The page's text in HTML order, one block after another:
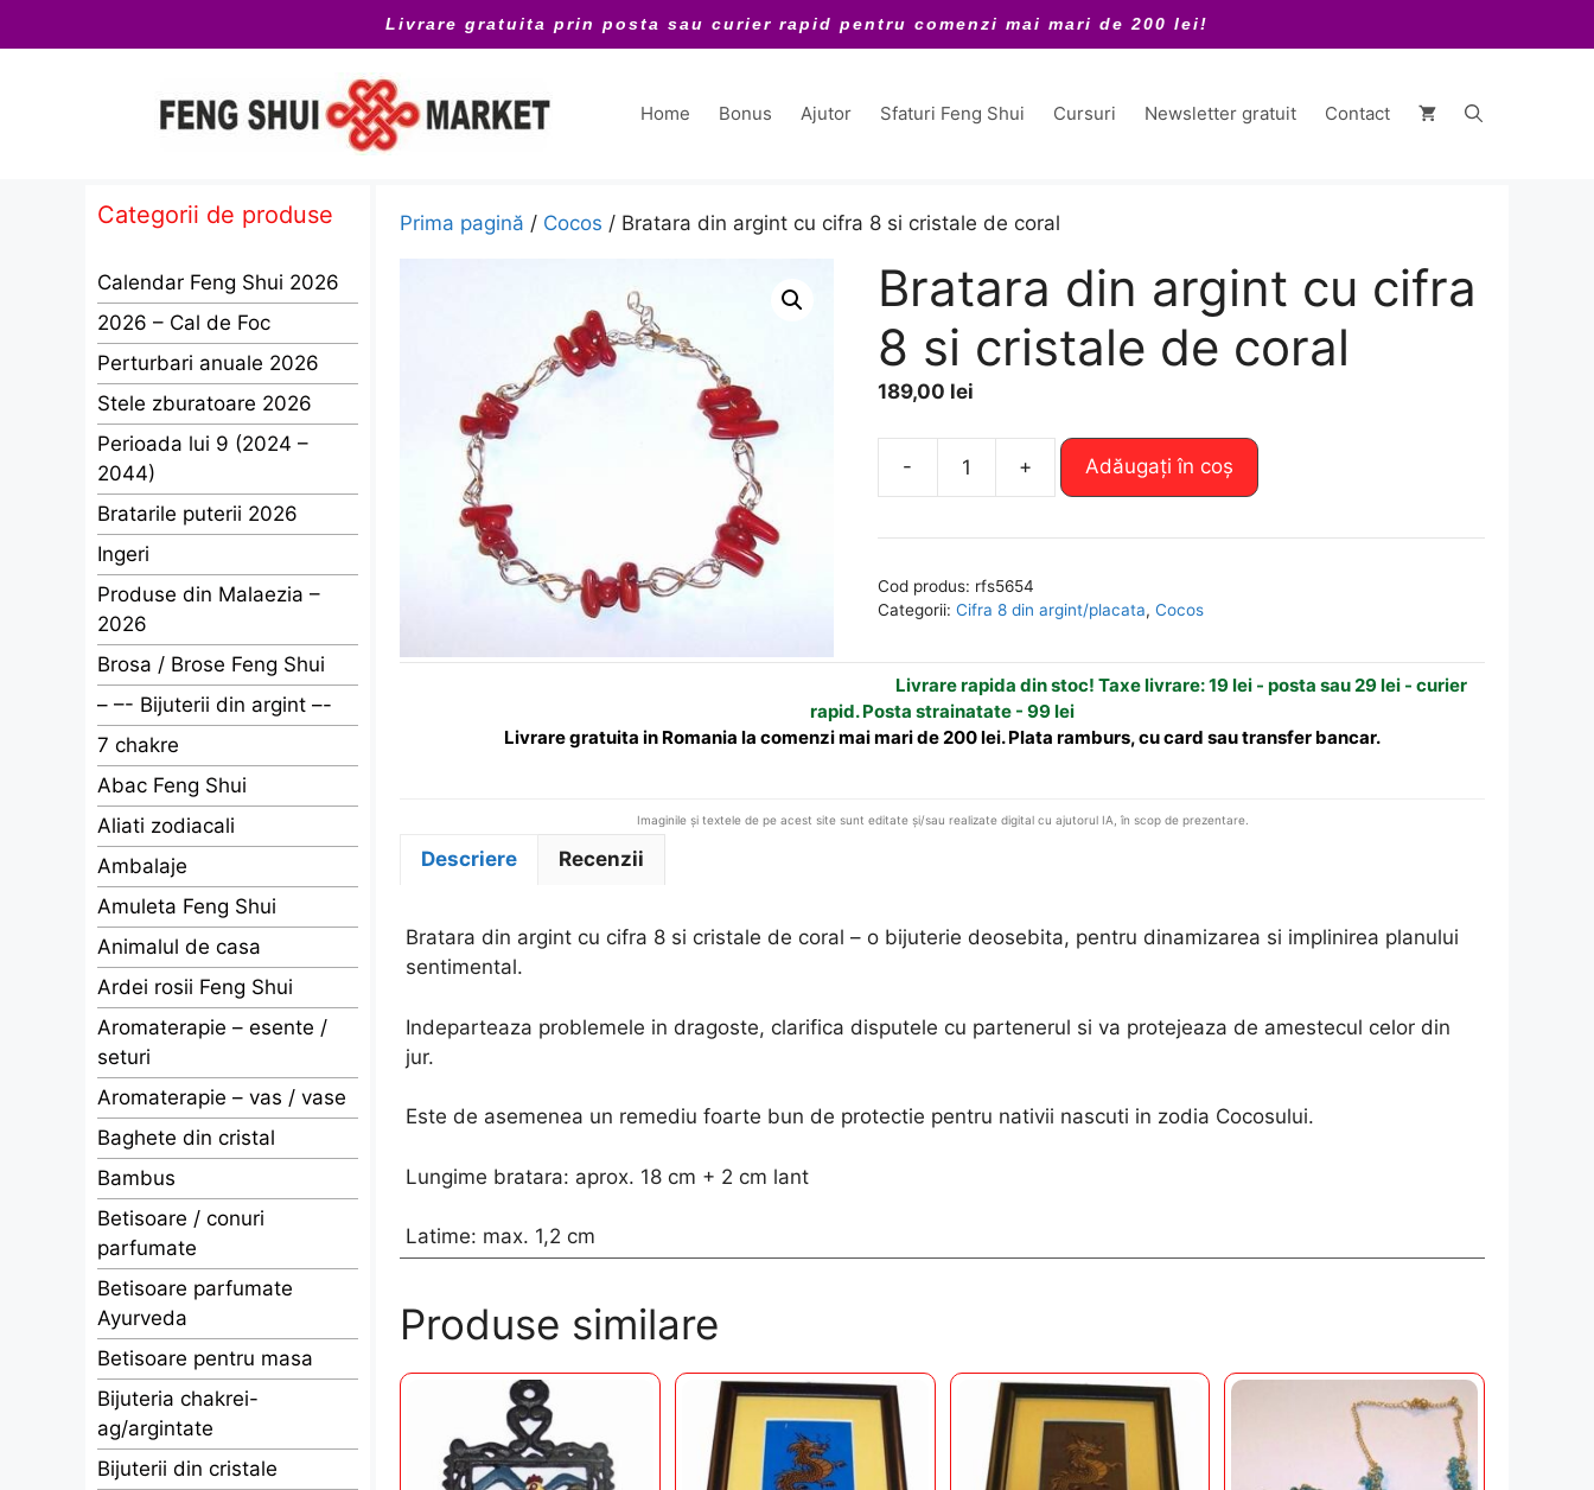
la
Livrare gratuita prin posta sau curier rapid pentru comenzi mai mari de 200 lei!
Home Bonus Ajutor Sfaturi Feng Shui Cursuri Newsletter gratuit Contact
Prima pagină / Cocos / Bratara din argint cu cifra 8 si cristale de coral
Bratara din argint cu cifra
8 si cristale de coral
189,00 lei
-
din
cu
8
cristale
de
+ Adăugați în coș
e
n
t
v
e
Cod produs: rfs5654
Categorii: Cifra 8 din argint/placata, Cocos
Livrare rapida din stoc! Taxe livrare: 19 lei - posta sau 29 lei - curier
rapid. Posta strainatate - 99 lei
Livrare gratuita in Romania la comenzi mai mari de 200 lei. Plata ramburs, cu card sau transfer bancar.
Imaginile și textele de pe acest site sunt editate și/sau realizate digital cu ajutorul IA, în scop de prezentare.
Descriere Recenzii
Bratara din argint cu cifra 8 si cristale de coral – o bijuterie deosebita, pentru dinamizarea si implinirea planului
sentimental.
Indeparteaza problemele in dragoste, clarifica disputele cu partenerul si va protejeaza de amestecul celor din
jur.
Este de asemenea un remediu foarte bun de protectie pentru nativii nascuti in zodia Cocosului.
Lungime bratara: aprox. 18 cm + 2 cm lant
Latime: max. 1,2 cm
Produse similare
Categorii de produse
Calendar Feng Shui 2026
2026 – Cal de Foc
Perturbari anuale 2026
Stele zburatoare 2026
Perioada lui 9 (2024 –
2044)
Bratarile puterii 2026
Ingeri
Produse din Malaezia –
2026
Brosa / Brose Feng Shui
– –- Bijuterii din argint –-
7 chakre
Abac Feng Shui
Aliati zodiacali
Ambalaje
Amuleta Feng Shui
Animalul de casa
Ardei rosii Feng Shui
Aromaterapie – esente /
seturi
Aromaterapie – vas / vase
Baghete din cristal
Bambus
Betisoare / conuri
parfumate
Betisoare parfumate
Ayurveda
Betisoare pentru masa
Bijuteria chakrei-
ag/argintate
Bijuterii din cristale